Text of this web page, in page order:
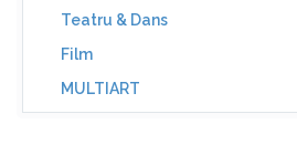
Teatru & Dans
Film
MULTIART